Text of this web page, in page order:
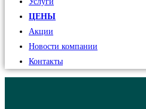
ЦЕНЫ
Акции
Новости компании
Контакты